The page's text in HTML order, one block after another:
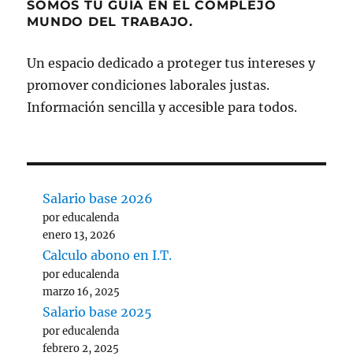
SOMOS TU GUÍA EN EL COMPLEJO
MUNDO DEL TRABAJO.
Un espacio dedicado a proteger tus intereses y
promover condiciones laborales justas.
Información sencilla y accesible para todos.
Salario base 2026
por educalenda
enero 13, 2026
Calculo abono en I.T.
por educalenda
marzo 16, 2025
Salario base 2025
por educalenda
febrero 2, 2025